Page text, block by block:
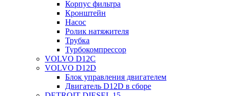
Корпус фильтра
Кронштейн
Насос
Ролик натяжителя
Трубка
Турбокомпрессор
VOLVO D12C
VOLVO D12D
Блок управления двигателем
Двигатель D12D в сборе